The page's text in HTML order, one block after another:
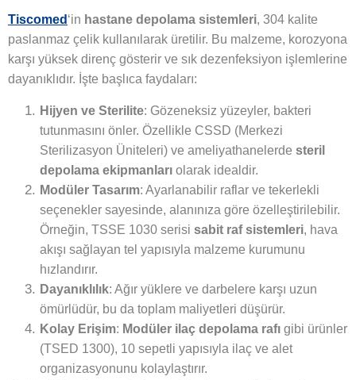
Tiscomed ‘in hastane depolama sistemleri, 304 kalite
paslanmaz çelik kullanılarak üretilir. Bu malzeme, korozyona
karşı yüksek direnç gösterir ve sık dezenfeksiyon işlemlerine
dayanıklıdır. İşte başlıca faydaları:
Hijyen ve Sterilite: Gözeneksiz yüzeyler, bakteri
tutunmasını önler. Özellikle CSSD (Merkezi
Sterilizasyon Üniteleri) ve ameliyathanelerde steril
depolama ekipmanları olarak idealdir.
Modüler Tasarım: Ayarlanabilir raflar ve tekerlekli
seçenekler sayesinde, alanınıza göre özelleştirilebilir.
Örneğin, TSSE 1030 serisi sabit raf sistemleri, hava
akışı sağlayan tel yapısıyla malzeme kurumunu
hızlandırır.
Dayanıklılık: Ağır yüklere ve darbelere karşı uzun
ömürlüdür, bu da toplam maliyetleri düşürür.
Kolay Erişim: Modüler ilaç depolama rafı gibi ürünler
(TSED 1300), 10 sepetli yapısıyla ilaç ve alet
organizasyonunu kolaylaştırır.